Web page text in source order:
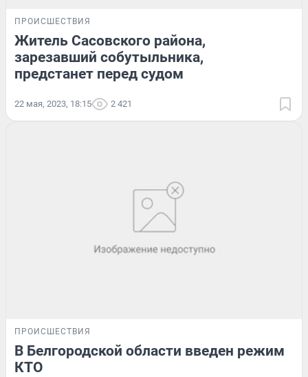
ПРОИСШЕСТВИЯ
Житель Сасовского района,
зарезавший собутыльника,
предстанет перед судом
22 мая, 2023, 18:15 2 421
ПРОИСШЕСТВИЯ
В Белгородской области введен режим
КТО